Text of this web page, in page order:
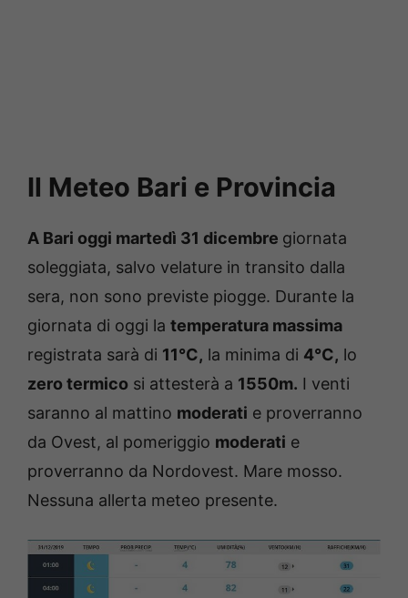
Il Meteo Bari e Provincia
A Bari oggi martedì 31 dicembre giornata
soleggiata, salvo velature in transito dalla
sera, non sono previste piogge. Durante la
giornata di oggi la temperatura massima
registrata sarà di 11°C, la minima di 4°C, lo
zero termico si attesterà a 1550m. I venti
saranno al mattino moderati e proverranno
da Ovest, al pomeriggio moderati e
proverranno da Nordovest. Mare mosso.
Nessuna allerta meteo presente.